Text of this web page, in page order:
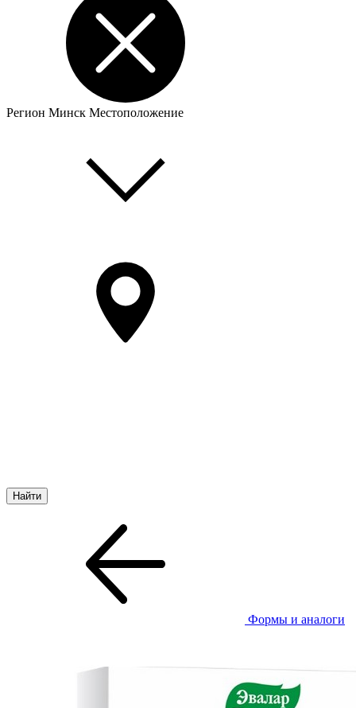
Регион Минск Местоположение
Формы и аналоги